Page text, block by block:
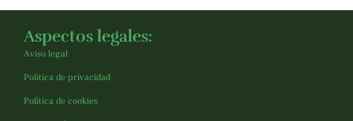
Aspectos legales:
Aviso legal
Política de privacidad
Política de cookies